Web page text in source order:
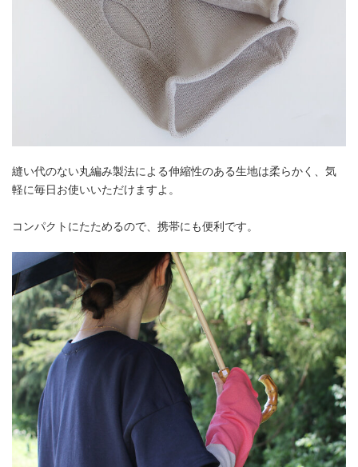
縫い代のない丸編み製法による伸縮性のある生地は柔らかく、気
軽に毎日お使いいただけますよ。
コンパクトにたためるので、携帯にも便利です。